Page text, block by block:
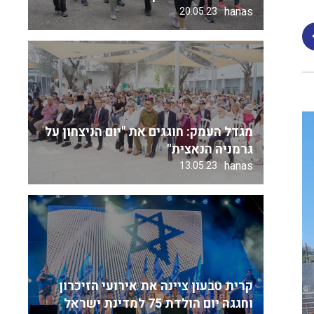
hanas
20.05.23
מגדל העמק: חוגגים את "יום הניצחון על
גרמניה הנאצית"
hanas
13.05.23
קרית טבעון ציינה את אירועי הזיכרון
וחגגה יום הולדת 75 למדינת ישראל